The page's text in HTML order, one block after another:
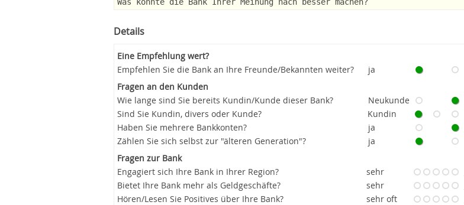
Details
Eine Empfehlung wert?
Empfehlen Sie die Bank an Ihre Freunde/Bekannten weiter?
ja
Fragen an den Kunden
Wie lange sind Sie bereits Kundin/Kunde dieser Bank?
Neukunde
Sind Sie Kundin, divers oder Kunde?
Kundin
Haben Sie mehrere Bankkonten?
ja
Zählen Sie sich selbst zur "älteren Generation"?
ja
Fragen zur Bank
Engagiert sich Ihre Bank in Ihrer Region?
sehr
Bietet Ihre Bank mehr als Geldgeschäfte?
sehr
Hören/Lesen Sie Positives über Ihre Bank?
sehr oft